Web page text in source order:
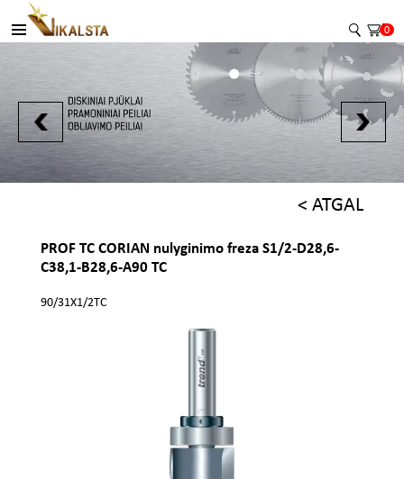
0
< ATGAL
PROF TC CORIAN nulyginimo freza S1/2-D28,6-
C38,1-B28,6-A90 TC
90/31X1/2TC